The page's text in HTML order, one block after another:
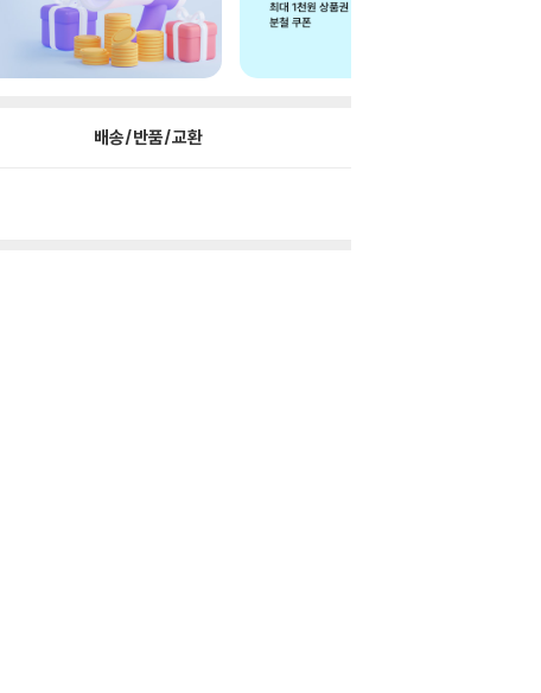
배송/반품/교환